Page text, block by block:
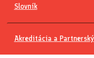
Slovník
Akreditácia a